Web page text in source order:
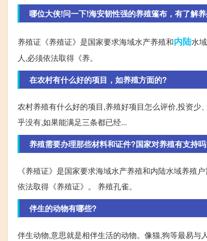
哪位大侠!问一下!海安韧性强的养殖篷布，有了解
养殖证《养殖证》是国家要求海域水产养殖和内陆水
人,必须依法取得《养。
在农村有什么好的项目，如养殖方面的?
农村养殖有什么好的项目,养殖好项目怎么评价,投资
乎没有,如果能满足三条都已经...
养殖需要办理那些材料和证件?国家对养殖有支持
《养殖证》是国家要求海域水产养殖和内陆水域养殖
依法取得《养殖证》。 养殖孔雀。
伴生的动物有哪些?
伴生动物,意思就是相伴生活的动物。像猫,狗等最易